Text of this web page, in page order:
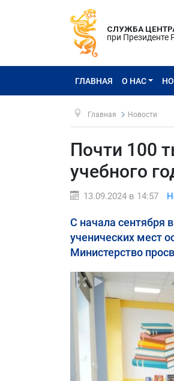
СЛУЖБА
при Президенте
ГЛАВНАЯ О НАС
Главная Новости
Почти 100
учебного
13.09.2024 в 14:57
С начала сентября
ученических мест
Министерство